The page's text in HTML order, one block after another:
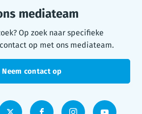
mediateam
Op zoek naar specifieke
op met ons mediateam.
Neem contact op